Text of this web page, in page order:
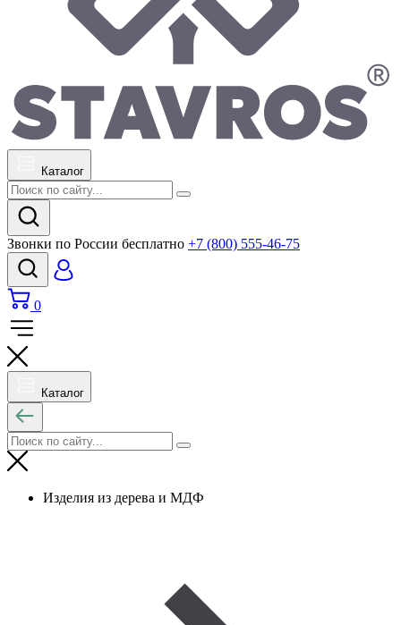
Каталог
Звонки по России бесплатно +7 (800) 555-46-75
0
Каталог
Изделия из дерева и МДФ